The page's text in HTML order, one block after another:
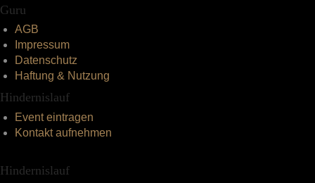
Guru
AGB
Impressum
Datenschutz
Haftung & Nutzung
Hindernislauf
Event eintragen
Kontakt aufnehmen
Hindernislauf